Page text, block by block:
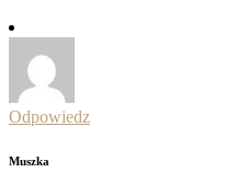
Odpowiedz
Muszka